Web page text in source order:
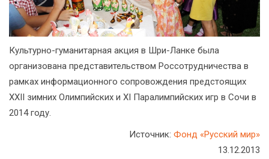
Культурно-гуманитарная акция в Шри-Ланке была
организована представительством Россотрудничества в
рамках информационного сопровождения предстоящих
XXII зимних Олимпийских и XI Паралимпийских игр в Сочи в
2014 году.
Источник: Фонд «Русский мир»
13.12.2013